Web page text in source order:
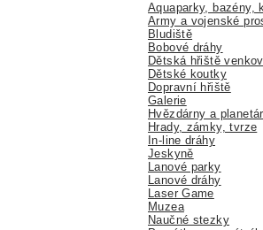
Aquaparky, bazény,
Army a vojenské
Bludiště
Bobové dráhy
Dětská hřiště
Dětské koutky
Dopravní hřiště
Galerie
Hvězdárny a
Hrady, zámky, tvrze
In-line dráhy
Jeskyně
Lanové parky
Lanové dráhy
Laser Game
Muzea
Naučné stezky